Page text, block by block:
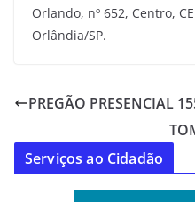
Orlando, nº 652, Centro,
Orlândia/SP.
PREGÃO PRESENCIAL
Serviços ao Cidadão